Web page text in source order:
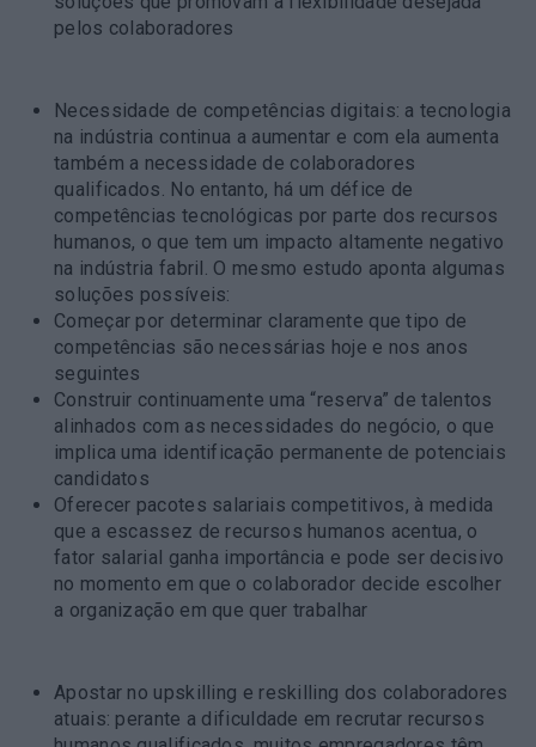
pelos colaboradores
Necessidade de competências digitais: a tecnologia
na indústria continua a aumentar e com ela aumenta
também a necessidade de colaboradores
qualificados. No entanto, há um défice de
competências tecnológicas por parte dos recursos
humanos, o que tem um impacto altamente negativo
na indústria fabril. O mesmo estudo aponta algumas
soluções possíveis:
Começar por determinar claramente que tipo de
competências são necessárias hoje e nos anos
seguintes
Construir continuamente uma “reserva” de talentos
alinhados com as necessidades do negócio, o que
implica uma identificação permanente de potenciais
candidatos
Oferecer pacotes salariais competitivos, à medida
que a escassez de recursos humanos acentua, o
fator salarial ganha importância e pode ser decisivo
no momento em que o colaborador decide escolher
a organização em que quer trabalhar
Apostar no upskilling e reskilling dos colaboradores
atuais: perante a dificuldade em recrutar recursos